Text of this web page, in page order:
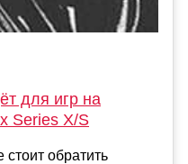
для игр на
Series X/S
стоит обратить